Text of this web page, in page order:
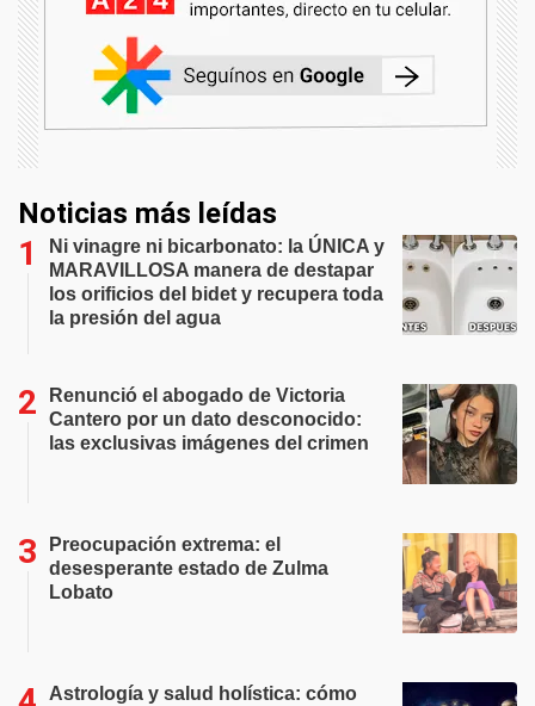
Noticias más leídas
Ni vinagre ni bicarbonato: la ÚNICA y
MARAVILLOSA manera de destapar
los orificios del bidet y recupera toda
la presión del agua
Renunció el abogado de Victoria
Cantero por un dato desconocido:
las exclusivas imágenes del crimen
Preocupación extrema: el
desesperante estado de Zulma
Lobato
Astrología y salud holística: cómo